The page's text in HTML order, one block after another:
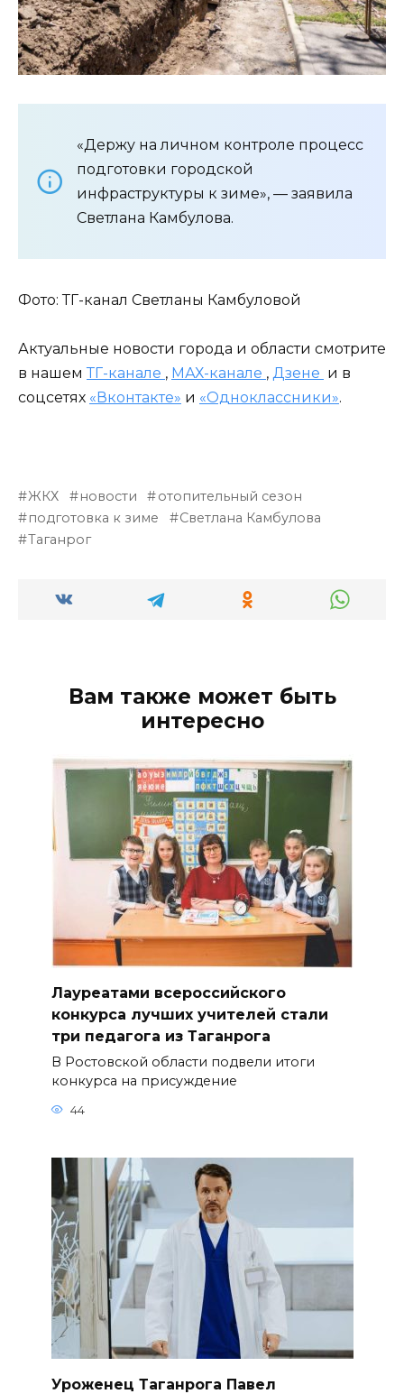
«Держу на личном контроле процесс
подготовки городской
инфраструктуры к зиме», — заявила
Светлана Камбулова.
Фото: ТГ-канал Светланы Камбуловой
Актуальные новости города и области смотрите
в нашем ТГ-канале , МАХ-канале , Дзене и в
соцсетях «Вконтакте» и «Одноклассники».
ЖКХ новости
отопительный сезон
подготовка к зиме
Светлана Камбулова
Таганрог
Вам также может быть
интересно
Лауреатами всероссийского
конкурса лучших учителей стали
три педагога из Таганрога
В Ростовской области подвели итоги
конкурса на присуждение
44
Уроженец Таганрога Павел